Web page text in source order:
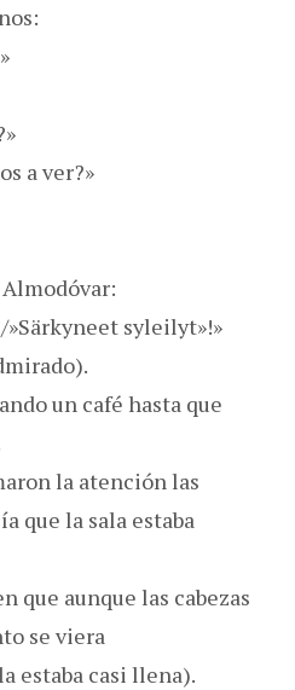
a ver?»
Almodóvar:
»Särkyneet syleilyt»!»
un café hasta que
la atención las
que la sala estaba
que aunque las cabezas
se viera
estaba casi llena).